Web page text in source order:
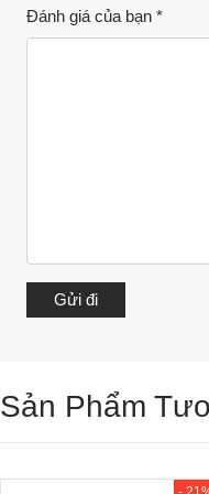
Đánh giá của bạn *
Sản Phẩm